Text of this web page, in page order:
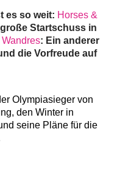
es so weit: Horses &
Startschuss in
: Ein anderer
die Vorfreude auf
Olympiasieger von
den Winter in
seine Pläne für die